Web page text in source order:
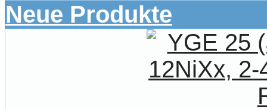
Neue Produkte